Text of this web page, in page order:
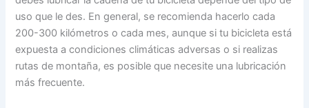
uso que le des. En general, se recomienda hacerlo cada
200-300 kilómetros o cada mes, aunque si tu bicicleta está
expuesta a condiciones climáticas adversas o si realizas
rutas de montaña, es posible que necesite una lubricación
más frecuente.